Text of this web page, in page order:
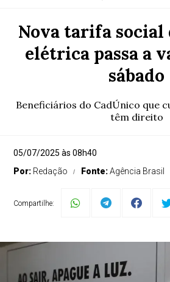
Nova tarifa social
elétrica passa a
sábado
Beneficiários do CadÚnico que
têm direito
05/07/2025 às 08h40
Por: Redação Fonte:Agência Brasil
Compartilhe: